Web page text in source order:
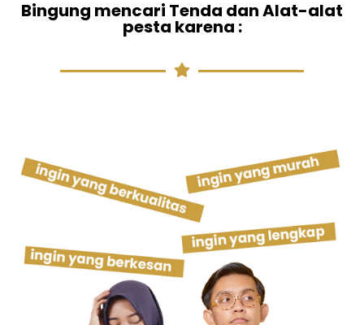
Bingung mencari Tenda dan Alat-alat
pesta karena :